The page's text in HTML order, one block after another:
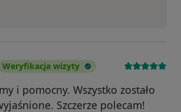
Weryfikacja wizyty
i pomocny. Wszystko zostało
Szczerze polecam!